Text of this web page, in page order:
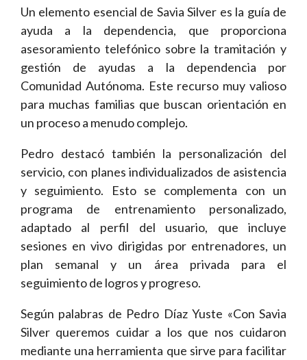
Un elemento esencial de Savia Silver es la guía de
ayuda a la dependencia, que proporciona
asesoramiento telefónico sobre la tramitación y
gestión de ayudas a la dependencia por
Comunidad Autónoma. Este recurso muy valioso
para muchas familias que buscan orientación en
un proceso a menudo complejo.
Pedro destacó también la personalización del
servicio, con planes individualizados de asistencia
y seguimiento. Esto se complementa con un
programa de entrenamiento personalizado,
adaptado al perfil del usuario, que incluye
sesiones en vivo dirigidas por entrenadores, un
plan semanal y un área privada para el
seguimiento de logros y progreso.
Según palabras de Pedro Díaz Yuste «Con Savia
Silver queremos cuidar a los que nos cuidaron
mediante una herramienta que sirve para facilitar